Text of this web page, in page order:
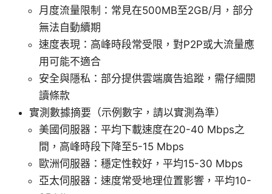
月度流量限制：常見在500MB至2GB/月，部分
無法自動續期
速度表現：高峰時段常受限，對P2P或大流量應
用可能不適合
安全與隱私：部分提供雲端廣告追蹤，需仔細閱
讀條款
實測數據摘要（示例數字，請以實測為準）
美國伺服器：平均下載速度在20-40 Mbps之
間，高峰時段下降至5-15 Mbps
歐洲伺服器：穩定性較好，平均15-30 Mbps
亞太伺服器：速度常受地理位置影響，平均10-